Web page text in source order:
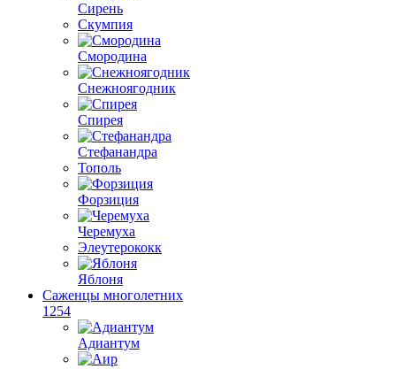
Сирень
Скумпия
Смородина
Снежноягодник
Спирея
Стефанандра
Тополь
Форзиция
Черемуха
Элеутерококк
Яблоня
Саженцы многолетних
1254
Адиантум